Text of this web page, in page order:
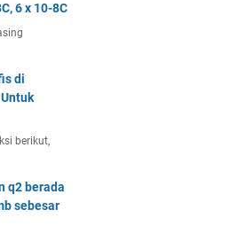
6 x 10-8C
di
berikut,
q2 berada
sebesar